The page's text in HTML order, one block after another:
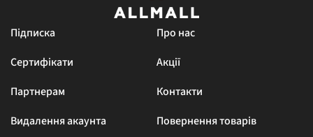
Підписка
Про нас
Сертифікати
Акції
Партнерам
Контакти
Видалення акаунта
Повернення товарів